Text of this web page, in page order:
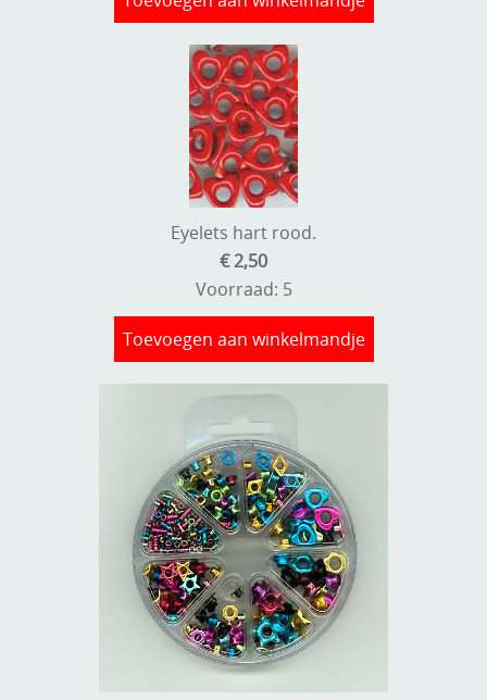
Eyelets hart rood.
€ 2,50
Voorraad: 5
Toevoegen aan winkelmandje